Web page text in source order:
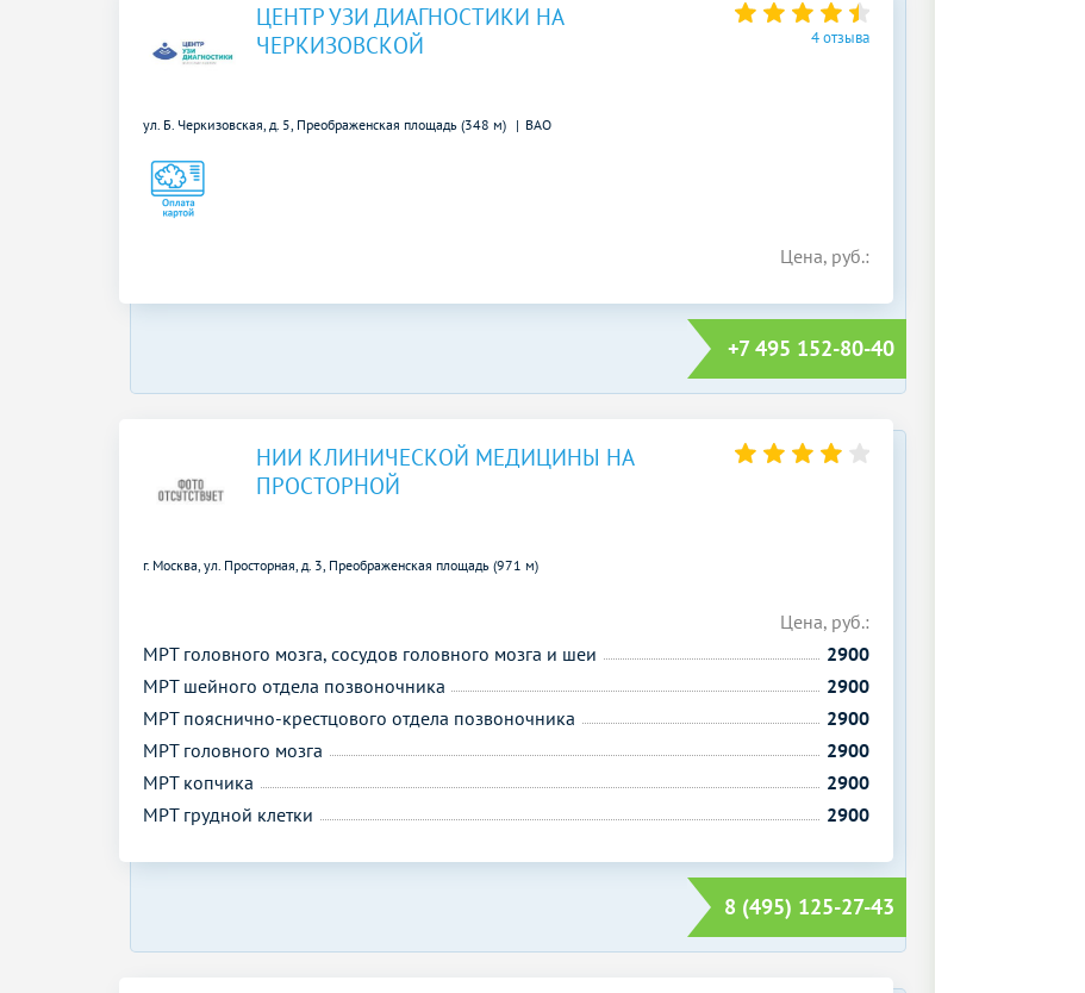
ЦЕНТР УЗИ ДИАГНОСТИКИ НА
ЧЕРКИЗОВСКОЙ
4 отзыва
ул. Б. Черкизовская, д. 5, Преображенская площадь (348 м) ВАО
Цена, руб.:
+7 495 152-80-40
НИИ КЛИНИЧЕСКОЙ МЕДИЦИНЫ НА
ПРОСТОРНОЙ
г. Москва, ул. Просторная, д. 3, Преображенская площадь (971 м)
Цена, руб.:
МРТ головного мозга, сосудов головного мозга и шеи
2900
МРТ шейного отдела позвоночника
2900
МРТ пояснично-крестцового отдела позвоночника
2900
МРТ головного мозга
2900
МРТ копчика
2900
МРТ грудной клетки
2900
8 (495) 125-27-43